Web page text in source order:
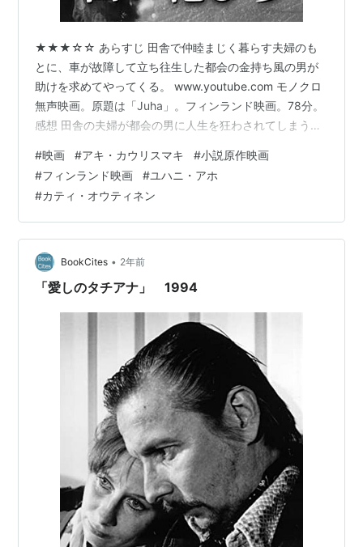
★★★☆☆ あらすじ 田舎で仲睦まじく暮らす夫婦のも
とに、車が故障して立ち往生した都会の金持ち風の男が
助けを求めてやってくる。 www.youtube.com モノクロ
無声映画。原題は「Juha」。フィンランド映画。78分。
感想 田舎の夫婦が都会の男に人生を狂わされてしまう物
そう紹介されていたのに、妻が色目を使ってきた都会の
男にあっさりとなびいてしまったのは驚いた。 これが普
通と思って生きてきたのに、外から来た人間にもっと違
う素晴らしい世界があると気付かされたからなのか。今
ならどこの馬の骨かも分からないような怪しい人物の
YouTube動画を見…
#映画 #アキ・カウリスマキ #小説原作映画
#フィンランド映画 #ユハニ・アホ
#カティ・オウティネン
BookCites • 2年前
「愛しのタチアナ」 1994